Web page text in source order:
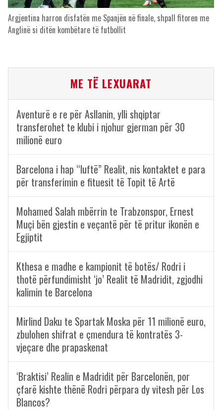
Argjentina harron disfatën me Spanjën në finale, shpall fitoren me
Anglinë si ditën kombëtare të futbollit
ME TË LEXUARAT
Aventurë e re për Asllanin, ylli shqiptar
transferohet te klubi i njohur gjerman për 30
milionë euro
Barcelona i hap “luftë” Realit, nis kontaktet e para
për transferimin e fituesit të Topit të Artë
Mohamed Salah mbërrin te Trabzonspor, Ernest
Muçi bën gjestin e veçantë për të pritur ikonën e
Egjiptit
Kthesa e madhe e kampionit të botës/ Rodri i
thotë përfundimisht ‘jo’ Realit të Madridit, zgjodhi
kalimin te Barcelona
Mirlind Daku te Spartak Moska për 11 milionë euro,
zbulohen shifrat e çmendura të kontratës 3-
vjeçare dhe prapaskenat
‘Braktisi’ Realin e Madridit për Barcelonën, por
çfarë kishte thënë Rodri përpara dy vitesh për Los
Blancos?